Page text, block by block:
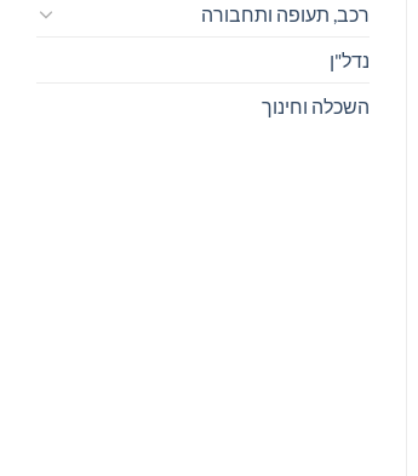
רכב, תעופה ותחבורה
נדל"ן
השכלה וחינוך